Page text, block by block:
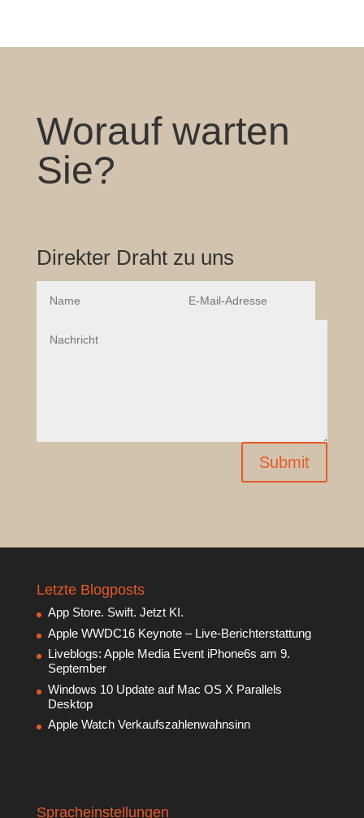
Worauf warten
Sie?
Direkter Draht zu uns
Submit
Letzte Blogposts
App Store. Swift. Jetzt KI.
Apple WWDC16 Keynote – Live-Berichterstattung
Liveblogs: Apple Media Event iPhone6s am 9.
September
Windows 10 Update auf Mac OS X Parallels
Desktop
Apple Watch Verkaufszahlenwahnsinn
Spracheinstellungen